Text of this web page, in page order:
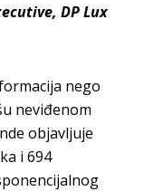
DP Lux
nego
neviđenom
objavljuje
i 694